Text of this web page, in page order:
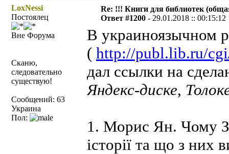
LoxNessi
Постоялец
Вне Форума
Сканю,
следовательно
существую!
Сообщений: 63
Украина
Пол:
Re: !!! Книги для библиотек
Ответ #1200 - 29.01.2018 :: 00:15:12
В украиноязычном
( http://publ.lib.ru/
дал ссылки на
Яндекс-диске,
1. Морис Ян. Чому
історії та що з них